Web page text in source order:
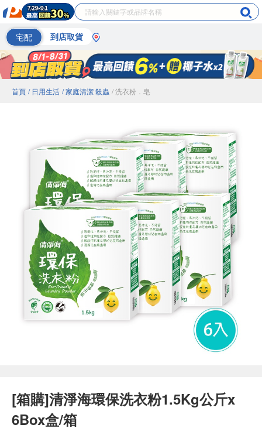
宅配 到店取貨
首頁 / 日用生活 / 家庭清潔 殺蟲 / 洗衣粉．皂
[箱購]清淨海環保洗衣粉1.5Kg公斤x
6Box盒/箱